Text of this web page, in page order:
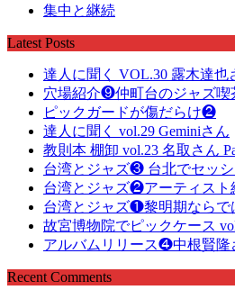
集中と継続
Latest Posts
達人に聞く VOL.30 露木達也
穴場紹介❾仲町台のジャズ喫
ピックガードが傷だらけ❷
達人に聞く vol.29 Geminiさん
教則本 棚卸 vol.23 名取さん
台湾とジャズ❸ 台北でセッ
台湾とジャズ❷アーティスト
台湾とジャズ❶黎明期ならで
故宮博物院でピックケース
アルバムリリース❹中根賢隆
Recent Comments